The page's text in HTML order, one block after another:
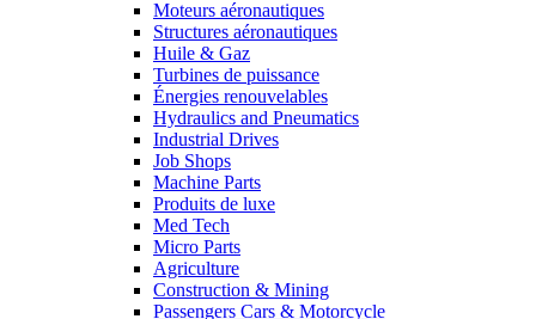
Moteurs aéronautiques
Structures aéronautiques
Huile & Gaz
Turbines de puissance
Énergies renouvelables
Hydraulics and Pneumatics
Industrial Drives
Job Shops
Machine Parts
Produits de luxe
Med Tech
Micro Parts
Agriculture
Construction & Mining
Passengers Cars & Motorcycle